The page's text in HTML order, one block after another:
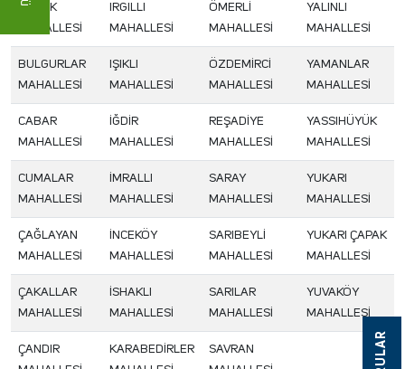
BUCAK
MAHALLESİ
IRGILLI
MAHALLESİ
ÖMERLİ
MAHALLESİ
YALINLI
MAHALLESİ
BULGURLAR
MAHALLESİ
IŞIKLI
MAHALLESİ
ÖZDEMİRCİ
MAHALLESİ
YAMANLAR
MAHALLESİ
CABAR
MAHALLESİ
İĞDİR
MAHALLESİ
REŞADİYE
MAHALLESİ
YASSIHÜYÜK
MAHALLESİ
CUMALAR
MAHALLESİ
İMRALLI
MAHALLESİ
SARAY
MAHALLESİ
YUKARI
MAHALLESİ
ÇAĞLAYAN
MAHALLESİ
İNCEKÖY
MAHALLESİ
SARIBEYLİ
MAHALLESİ
YUKARI ÇAPAK
MAHALLESİ
ÇAKALLAR
MAHALLESİ
İSHAKLI
MAHALLESİ
SARILAR
MAHALLESİ
YUVAKÖY
MAHALLESİ
ÇANDIR
KARABEDİRLER
SAVRAN